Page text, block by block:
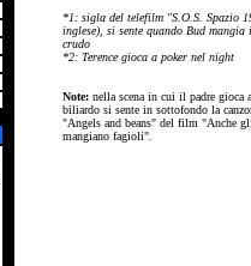
*1: sigla del telefilm "S.O.S. Spazio
inglese), si sente quando Bud mangia
crudo
*2: Terence gioca a poker nel night
Note: nella scena in cui il padre gioca a
biliardo si sente in sottofondo la
"Angels and beans" del film "Anche
mangiano fagioli".